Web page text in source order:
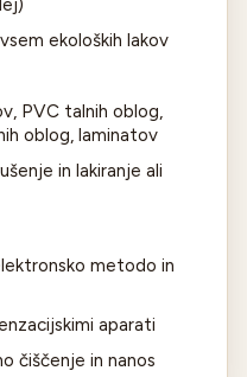
ekoloških lakov
PVC talnih oblog,
oblog, laminatov
in lakiranje ali
metodo in
aparati
čiščenje in nanos